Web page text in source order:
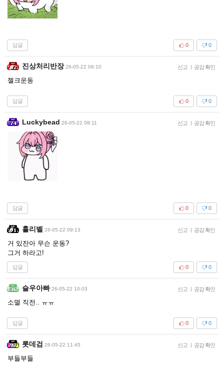
답글 0
0
진상처리반장 26-05-22 06:10 신고 | 공감 확인
젤크운동
답글 0
0
Luckybead 26-05-22 08:11 신고 | 공감 확인
답글 0
0
홀리벨 26-05-22 09:13 신고 | 공감 확인
거 있잔아 무슨 운동?
그거 하라고!
답글 0
0
슬우아빠 26-05-22 10:03 신고 | 공감 확인
소멸 직전.. ㅠㅠ
답글 0
0
롯데검 26-05-22 11:45 신고 | 공감 확인
부들부들